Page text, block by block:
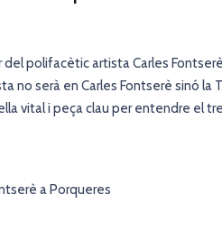
del polifacètic artista Carles
no serà en Carles Fontserè sinó la
vital i peça clau per entendre el
a Porqueres